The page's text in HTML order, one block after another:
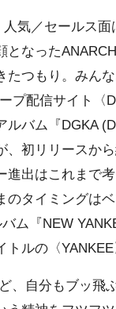
気／セールス
なった
たつもり。み
プ配信サイト
バム『DGKA
、初リリースか
進出はこれまで
のタイミングは
ム『NEW
ルの〈
、自分もブッ